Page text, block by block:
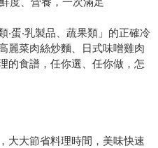
蛋‧乳製品、蔬果類」的正確冷
麗菜肉絲炒麵、日式味噌雞肉
的食譜，任你選、任你做，怎
大大節省料理時間，美味快速